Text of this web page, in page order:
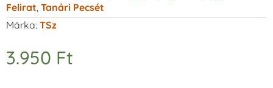
Felirat Tanári Pecsét
Márka: TSz
3.950 Ft